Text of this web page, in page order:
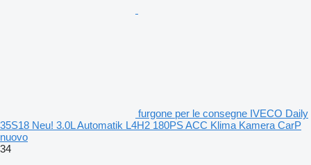
furgone per le consegne IVECO Daily
35S18 Neu! 3.0L Automatik L4H2 180PS ACC Klima Kamera CarP
nuovo
34